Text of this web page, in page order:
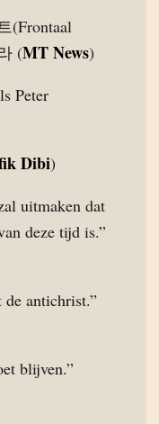
(Frontaal
(MT News)
Peter
Dibi)
uitmaken dat
deze tijd is.”
antichrist.”
blijven.”